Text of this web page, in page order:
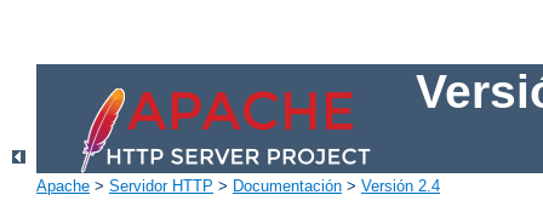
Apache > Servidor HTTP > Documentación > Versión 2.4